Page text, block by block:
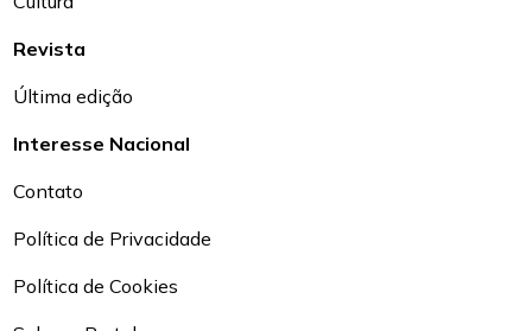
Revista
Última edição
Interesse Nacional
Contato
Política de Privacidade
Política de Cookies